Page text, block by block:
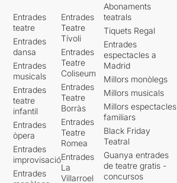
Entrades
teatre
Entrades
dansa
Entrades
musicals
Entrades
teatre
infantil
Entrades
òpera
Entrades
improvisació
Entrades
Entrades
Teatre
Tívoli
Entrades
Teatre
Coliseum
Entrades
Teatre
Borràs
Entrades
Teatre
Romea
Entrades
La
Villarroel
Abonaments
teatrals
Tiquets Regal
Entrades
espectacles a
Madrid
Millors monòlegs
Millors musicals
Millors espectacles
familiars
Black Friday
Teatral
Guanya entrades
de teatre gratis -
concursos